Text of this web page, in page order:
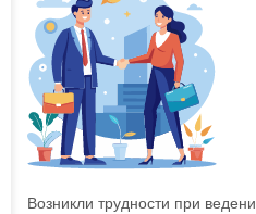
Возникли трудности при